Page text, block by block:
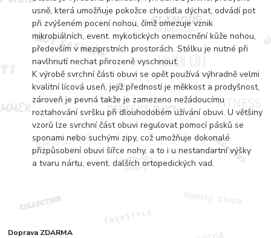
Doprava ZDARMA
usně, která umožňuje pokožce chodidla dýchat, odvádí pot
při zvýšeném pocení nohou, čímž omezuje vznik
mikrobiálních, event. mykotických onemocnění kůže nohou,
především v meziprstních prostorách. Stélku je nutné při
navlhnutí nechat přirozeně vyschnout.
K výrobě svrchní části obuvi se opět používá výhradně velmi
kvalitní lícová useň, jejíž předností je měkkost a prodyšnost,
zároveň je pevná takže je zamezeno nežádoucímu
roztahování svršku při dlouhodobém užívání obuvi. U většiny
vzorů lze svrchní část obuvi regulovat pomocí pásků se
sponami nebo suchými zipy, což umožňuje dokonalé
přizpůsobení obuvi šířce nohy, a to i u nestandartní výšky
a tvaru nártu, event. dalších ortopedických vad.